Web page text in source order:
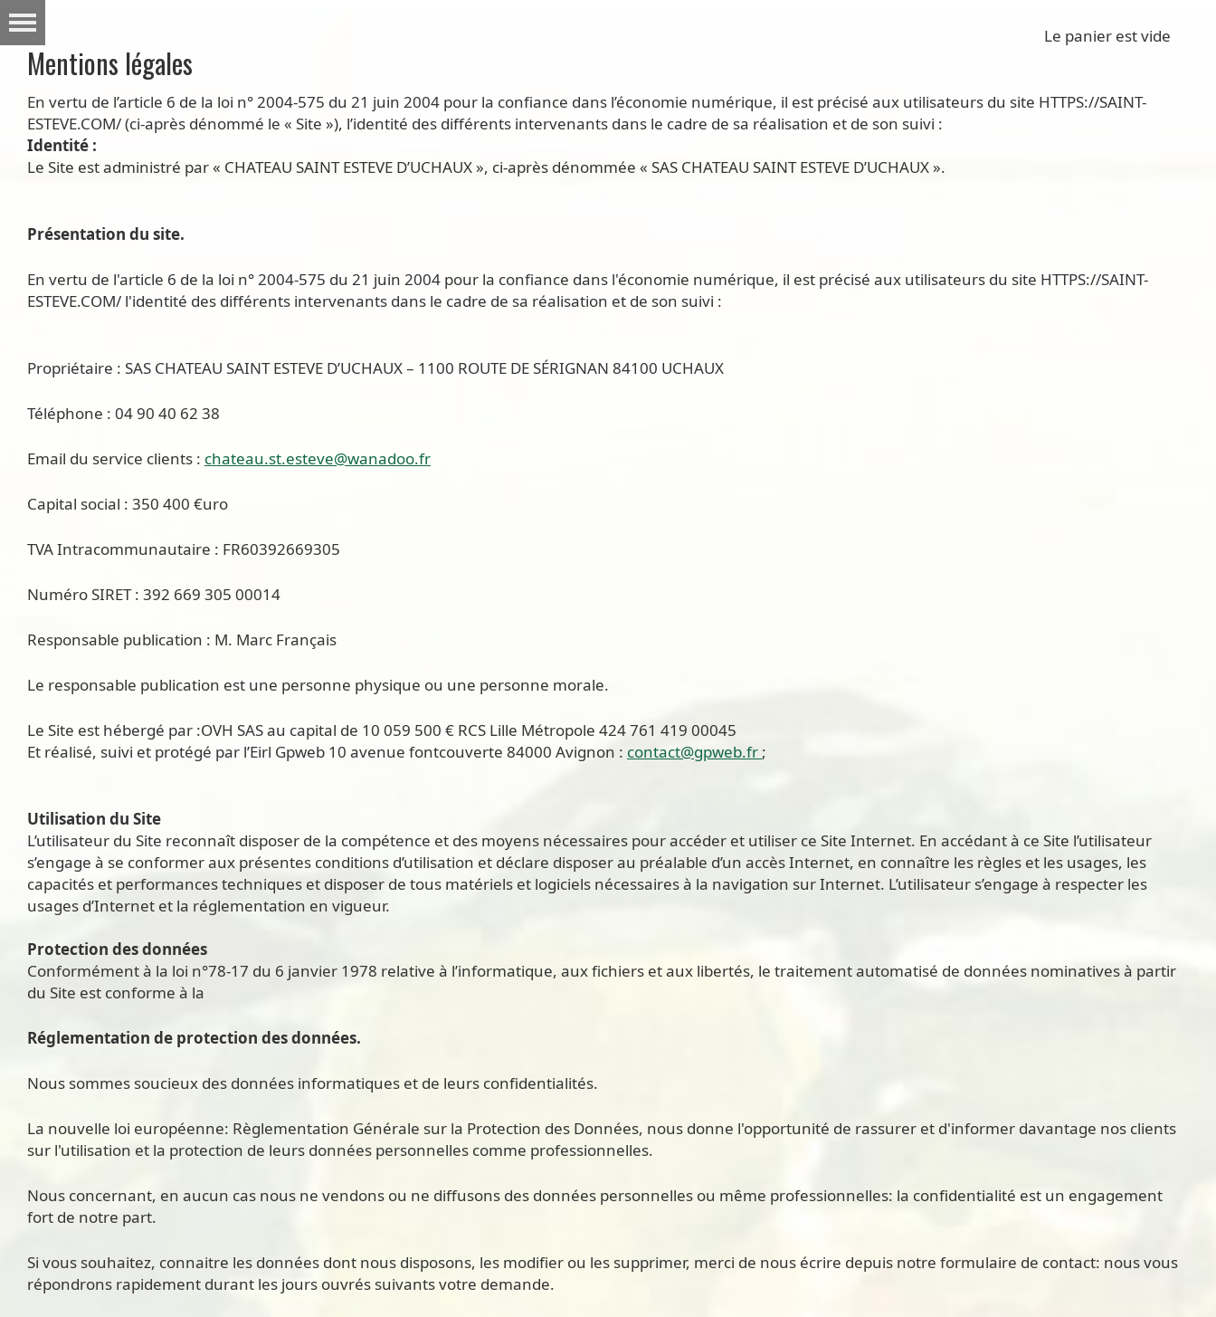
Le panier est vide
Mentions légales
En vertu de l’article 6 de la loi n° 2004-575 du 21 juin 2004 pour la confiance dans l’économie numérique, il est précisé aux utilisateurs du site HTTPS://SAINT-
ESTEVE.COM/ (ci-après dénommé le « Site »), l’identité des différents intervenants dans le cadre de sa réalisation et de son suivi :
Identité :
Le Site est administré par « CHATEAU SAINT ESTEVE D’UCHAUX », ci-après dénommée « SAS CHATEAU SAINT ESTEVE D’UCHAUX ».
Présentation du site.
En vertu de l'article 6 de la loi n° 2004-575 du 21 juin 2004 pour la confiance dans l'économie numérique, il est précisé aux utilisateurs du site HTTPS://SAINT-
ESTEVE.COM/ l'identité des différents intervenants dans le cadre de sa réalisation et de son suivi :
Propriétaire : SAS CHATEAU SAINT ESTEVE D’UCHAUX – 1100 ROUTE DE SÉRIGNAN 84100 UCHAUX
Téléphone : 04 90 40 62 38
Email du service clients : chateau.st.esteve@wanadoo.fr
Capital social : 350 400 €uro
TVA Intracommunautaire : FR60392669305
Numéro SIRET : 392 669 305 00014
Responsable publication : M. Marc Français
Le responsable publication est une personne physique ou une personne morale.
Le Site est hébergé par :OVH SAS au capital de 10 059 500 € RCS Lille Métropole 424 761 419 00045
Et réalisé, suivi et protégé par l’Eirl Gpweb 10 avenue fontcouverte 84000 Avignon : contact@gpweb.fr ;
Utilisation du Site
L’utilisateur du Site reconnaît disposer de la compétence et des moyens nécessaires pour accéder et utiliser ce Site Internet. En accédant à ce Site l’utilisateur
s’engage à se conformer aux présentes conditions d’utilisation et déclare disposer au préalable d’un accès Internet, en connaître les règles et les usages, les
capacités et performances techniques et disposer de tous matériels et logiciels nécessaires à la navigation sur Internet. L’utilisateur s’engage à respecter les
usages d’Internet et la réglementation en vigueur.
Protection des données
Conformément à la loi n°78-17 du 6 janvier 1978 relative à l’informatique, aux fichiers et aux libertés, le traitement automatisé de données nominatives à partir
du Site est conforme à la
Réglementation de protection des données.
Nous sommes soucieux des données informatiques et de leurs confidentialités.
La nouvelle loi européenne: Règlementation Générale sur la Protection des Données, nous donne l'opportunité de rassurer et d'informer davantage nos clients
sur l'utilisation et la protection de leurs données personnelles comme professionnelles.
Nous concernant, en aucun cas nous ne vendons ou ne diffusons des données personnelles ou même professionnelles: la confidentialité est un engagement
fort de notre part.
Si vous souhaitez, connaitre les données dont nous disposons, les modifier ou les supprimer, merci de nous écrire depuis notre formulaire de contact: nous vous
répondrons rapidement durant les jours ouvrés suivants votre demande.